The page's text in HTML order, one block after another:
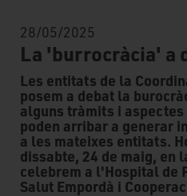
28/05/2025
La 'burrocràcia' a
Les entitats de la
posem a debat la
alguns tràmits i
poden arribar a generar
a les mateixes entitats.
dissabte, 24 de maig, en
celebrem a l'Hospital de
Salut Empordà i